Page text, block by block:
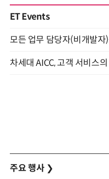
ET Events
주요 행사 ❯